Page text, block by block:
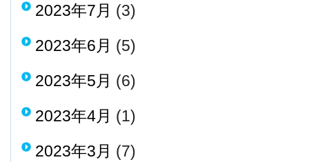
2023年7月 (3)
2023年6月 (5)
2023年5月 (6)
2023年4月 (1)
2023年3月 (7)